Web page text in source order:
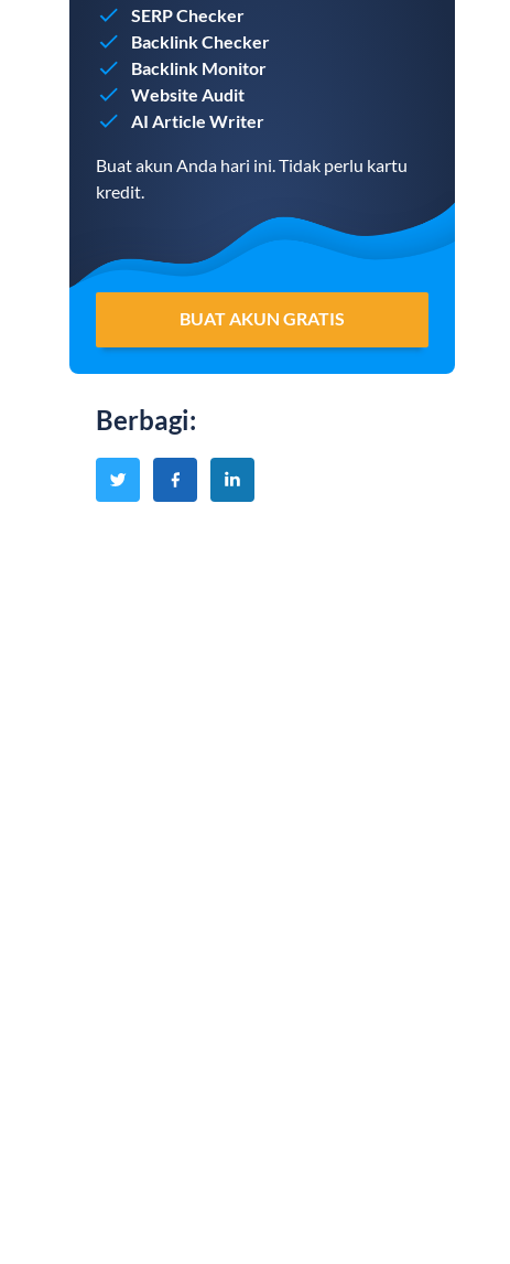
SERP Checker
Backlink Checker
Backlink Monitor
Website Audit
AI Article Writer
Buat akun Anda hari ini. Tidak perlu kartu
kredit.
BUAT AKUN GRATIS
Berbagi: